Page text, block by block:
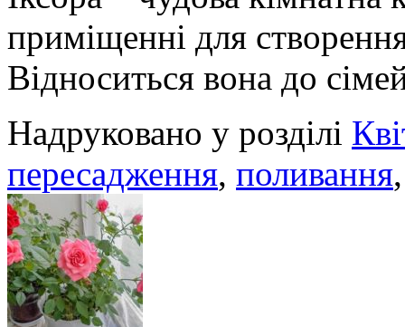
приміщенні для
Відноситься вона до
Надруковано у розділі
пересадження, поливання